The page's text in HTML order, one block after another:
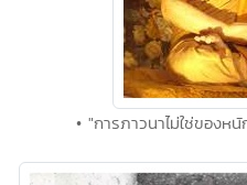
• "การภาวนาไม่ใช่ของห